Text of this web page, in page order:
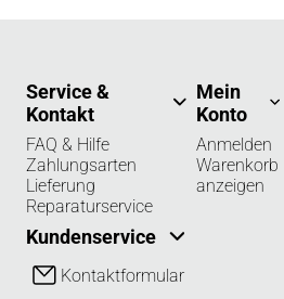
Service &
Kontakt
FAQ & Hilfe
Zahlungsarten
Lieferung
Reparaturservice
Kundenservice
Kontaktformular
Mein
Konto
Anmelden
Warenkorb
anzeigen